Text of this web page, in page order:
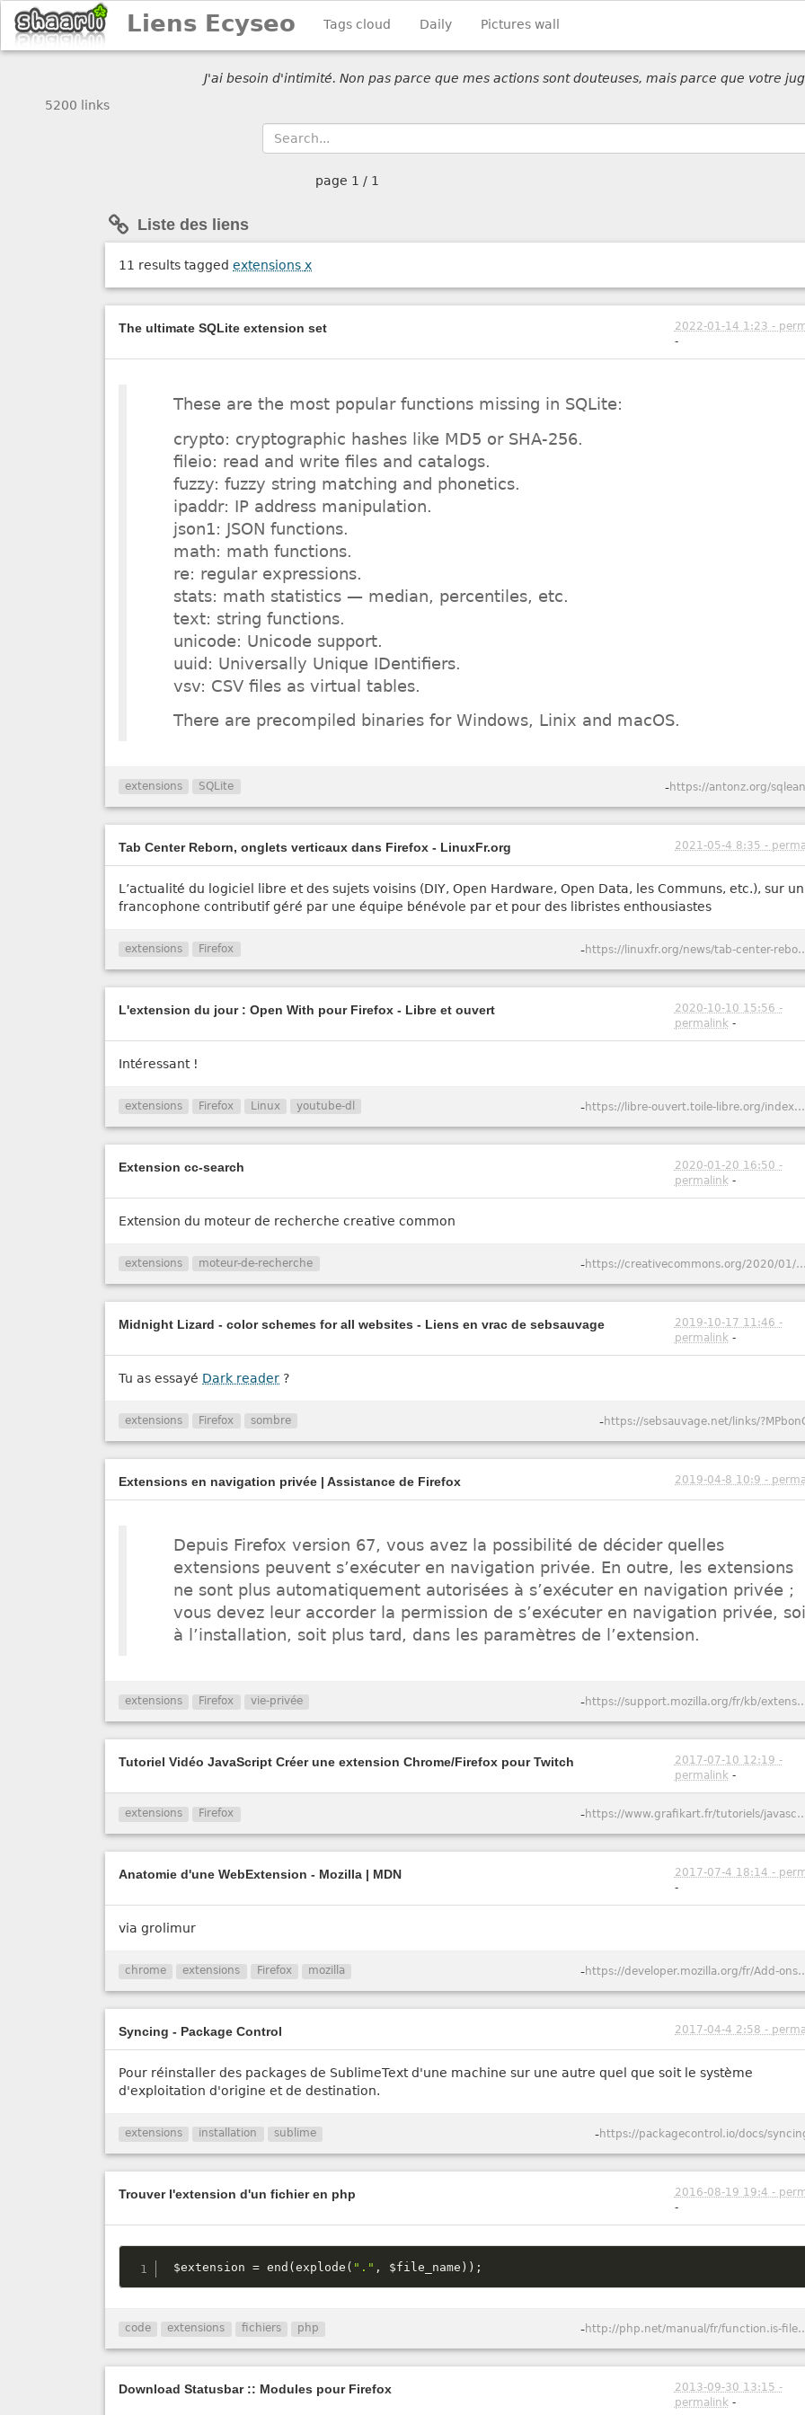
Liens Ecyseo Tags cloud Daily Pictures wall
J'ai besoin d'intimité. Non pas parce que mes actions sont douteuses, mais parce que votre
5200 links
page 1 / 1
Liste des liens
11 results tagged extensions x
The ultimate SQLite extension set
2022-01-14 1:23 -
-
These are the most popular functions missing in SQLite:
crypto: cryptographic hashes like MD5 or SHA-256.
fileio: read and write files and catalogs.
fuzzy: fuzzy string matching and phonetics.
ipaddr: IP address manipulation.
json1: JSON functions.
math: math functions.
re: regular expressions.
stats: math statistics — median, percentiles, etc.
text: string functions.
unicode: Unicode support.
uuid: Universally Unique IDentifiers.
vsv: CSV files as virtual tables.
There are precompiled binaries for Windows, Linix and macOS.
extensions SQLite -https://antonz.org/
Tab Center Reborn, onglets verticaux dans Firefox - LinuxFr.org 2021-05-4 8:35 -
L’actualité du logiciel libre et des sujets voisins (DIY, Open Hardware, Open Data, les Communs, etc.), sur
francophone contributif géré par une équipe bénévole par et pour des libristes enthousiastes
extensions Firefox - https://linuxfr.org/news/tab-center-
L'extension du jour : Open With pour Firefox - Libre et ouvert
2020-10-10 15:56 -
permalink-
Intéressant !
extensions Firefox Linux youtube-dl - https://libre-ouvert.toile-libre.org/
Extension cc-search
2020-01-20 16:50 -
permalink-
Extension du moteur de recherche creative common
extensions moteur-de-recherche - https://creativecommons.org/2020/01/06/cc-search-browser-extension/
Midnight Lizard - color schemes for all websites - Liens en vrac de sebsauvage
2019-10-17 11:46 -
permalink-
Tu as essayé Dark reader ?
extensions Firefox sombre -https://sebsauvage.net/links/
Extensions en navigation privée | Assistance de Firefox 2019-04-8 10:9 -
Depuis Firefox version 67, vous avez la possibilité de décider quelles
extensions peuvent s’exécuter en navigation privée. En outre, les extensions
ne sont plus automatiquement autorisées à s’exécuter en navigation privée ;
vous devez leur accorder la permission de s’exécuter en navigation privée,
à l’installation, soit plus tard, dans les paramètres de l’extension.
extensions Firefox vie-privée - https://support.mozilla.org/fr/kb/
Tutoriel Vidéo JavaScript Créer une extension Chrome/Firefox pour Twitch
2017-07-10 12:19 -
permalink-
extensions Firefox - https://www.grafikart.fr/tutoriels/javascript/
Anatomie d'une WebExtension - Mozilla | MDN
2017-07-4 18:14 -
-
via grolimur
chrome extensions Firefox mozilla - https://developer.mozilla.org/fr/Add-ons/
Syncing - Package Control 2017-04-4 2:58 -
Pour réinstaller des packages de SublimeText d'une machine sur une autre quel que soit le système
d'exploitation d'origine et de destination.
extensions installation sublime -https://packagecontrol.io/docs/
Trouver l'extension d'un fichier en php
2016-08-19 19:4 -
-
$extension = end (explode ( "." , $file_name ) ) ;
code extensions fichiers php - http://php.net/
Download Statusbar :: Modules pour Firefox
2013-09-30 13:15 -
permalink-